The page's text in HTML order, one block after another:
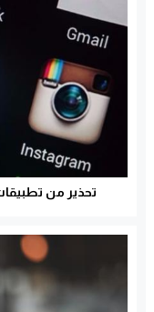
تحذير من